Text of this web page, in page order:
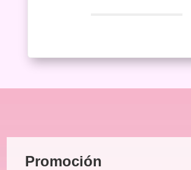
Promoción